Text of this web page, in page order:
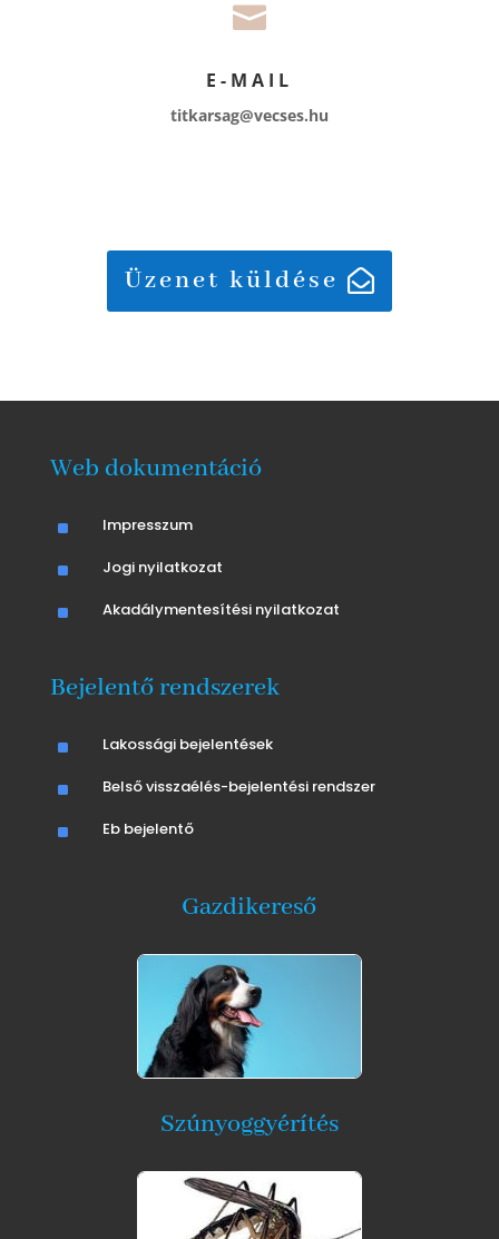

E-MAIL
titkarsag@vecses.hu
Üzenet küldése
Web dokumentáció
^ Impresszum
^ Jogi nyilatkozat
^ Akadálymentesítési nyilatkozat
Bejelentő rendszerek
^ Lakossági bejelentések
^ Belső visszaélés-bejelentési rendszer
^ Eb bejelentő
Gazdikereső
Szúnyoggyérítés